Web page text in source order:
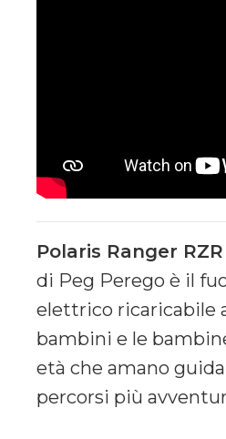
Polaris Ranger
di Peg Perego è il
elettrico ricaricabile
bambini e le
età che amano
percorsi più